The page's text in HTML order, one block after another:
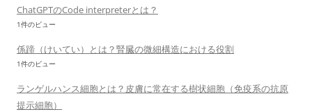
ChatGPTのCode interpreterとは？
1件のビュー
係蹄（けいてい）とは？腎臓の微細構造における役割
1件のビュー
ランゲルハンス細胞とは？皮膚に常在する樹状細胞（免疫系の抗原
提示細胞）